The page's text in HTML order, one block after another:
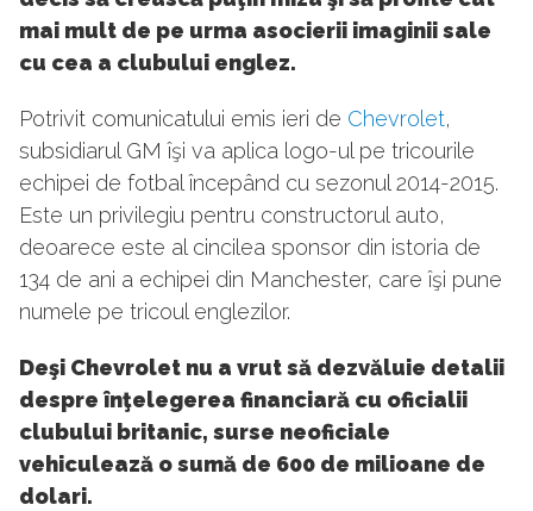
mai mult de pe urma asocierii imaginii sale
cu cea a clubului englez.
Potrivit comunicatului emis ieri de Chevrolet,
subsidiarul GM îşi va aplica logo-ul pe tricourile
echipei de fotbal începând cu sezonul 2014-2015.
Este un privilegiu pentru constructorul auto,
deoarece este al cincilea sponsor din istoria de
134 de ani a echipei din Manchester, care îşi pune
numele pe tricoul englezilor.
Deşi Chevrolet nu a vrut să dezvăluie detalii
despre înţelegerea financiară cu oficialii
clubului britanic, surse neoficiale
vehiculează o sumă de 600 de milioane de
dolari.